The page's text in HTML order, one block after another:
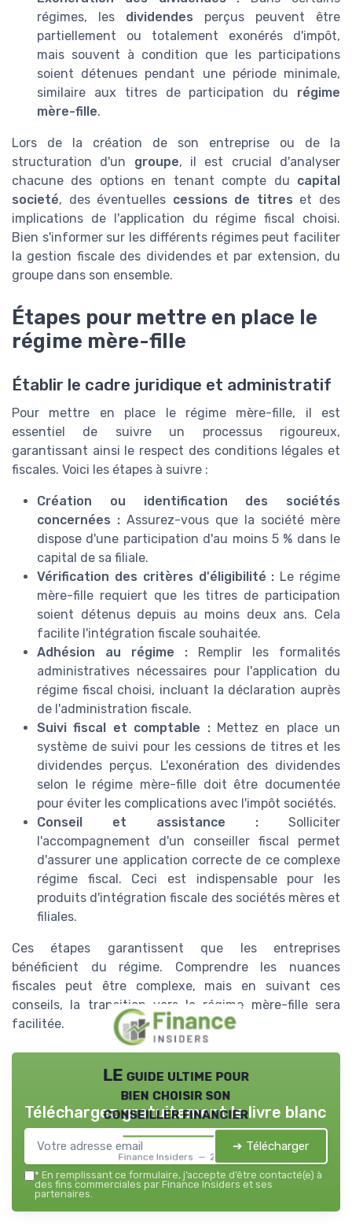
régimes, les dividendes perçus peuvent être
partiellement ou totalement exonérés d'impôt,
mais souvent à condition que les participations
soient détenues pendant une période minimale,
similaire aux titres de participation du régime
mère-fille.
Lors de la création de son entreprise ou de la
structuration d'un groupe, il est crucial d'analyser
chacune des options en tenant compte du capital
societé, des éventuelles cessions de titres et des
implications de l'application du régime fiscal choisi.
Bien s'informer sur les différents régimes peut faciliter
la gestion fiscale des dividendes et par extension, du
groupe dans son ensemble.
Étapes pour mettre en place le
régime mère-fille
Établir le cadre juridique et administratif
Pour mettre en place le régime mère-fille, il est
essentiel de suivre un processus rigoureux,
garantissant ainsi le respect des conditions légales et
fiscales. Voici les étapes à suivre :
Création ou identification des sociétés
concernées : Assurez-vous que la société mère
dispose d'une participation d'au moins 5 % dans le
capital de sa filiale.
Vérification des critères d'éligibilité : Le régime
mère-fille requiert que les titres de participation
soient détenus depuis au moins deux ans. Cela
facilite l'intégration fiscale souhaitée.
Adhésion au régime : Remplir les formalités
administratives nécessaires pour l'application du
régime fiscal choisi, incluant la déclaration auprès
de l'administration fiscale.
Suivi fiscal et comptable :Mettez en place un
système de suivi pour les cessions de titres et les
dividendes perçus. L'exonération des dividendes
selon le régime mère-fille doit être documentée
pour éviter les complications avec l'impôt sociétés.
Conseil et assistance : Solliciter
l'accompagnement d'un conseiller fiscal permet
d'assurer une application correcte de ce complexe
régime fiscal. Ceci est indispensable pour les
produits d'intégration fiscale des sociétés mères et
filiales.
Ces étapes garantissent que les entreprises
bénéficient du régime. Comprendre les nuances
fiscales peut être complexe, mais en suivant ces
conseils, la transition vers le régime mère-fille sera
facilitée.
LE guide ultime pour
bien choisir son
conseiller financier
Finance Insiders — 2026
Téléchargez gratuitement le livre blanc
➔ Télécharger
* En remplissant ce formulaire, j’accepte d’être contacté(e) à
des fins commerciales par Finance Insiders et ses
partenaires.